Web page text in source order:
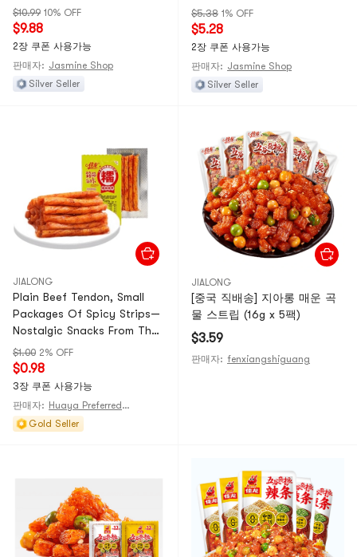
억의 맛 8090년대 10봉
$10.99 10% OFF
$9.88
2장 쿠폰 사용가능
판매자: Jasmine Shop
Silver Seller
스 클래식 마라 간식 12g*7봉
$5.38 1% OFF
$5.28
2장 쿠폰 사용가능
판매자: Jasmine Shop
Silver Seller
JIALONG
Plain Beef Tendon, Small
Packages Of Spicy Strips—
Nostalgic Snacks From The
'80s And '90s, Spicy Snacks,
18g/bag
$1.00 2% OFF
$0.98
3장 쿠폰 사용가능
판매자:
Huaya Preferred@CHINA
Gold Seller
JIALONG
[중국 직배송] 지아롱 매운 곡
물 스트립 (16g x 5팩)
$3.59
판매자: fenxiangshiguang